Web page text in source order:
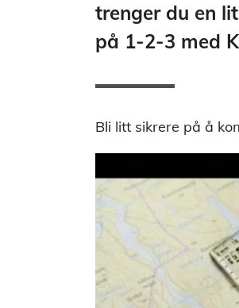
trenger du en
på 1-2-3 med
Bli litt sikrere på å